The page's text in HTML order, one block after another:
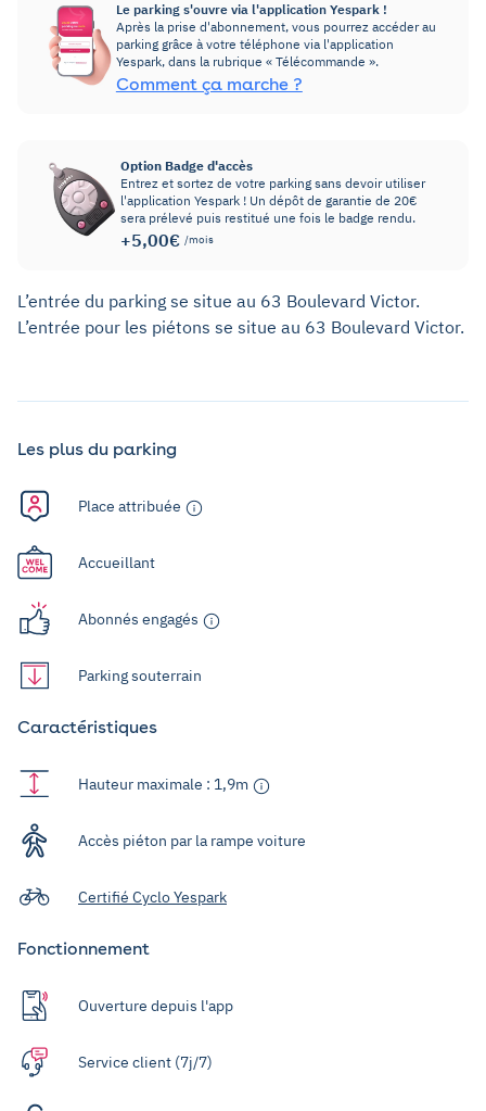
Le parking s'ouvre via l'application Yespark !
Après la prise d'abonnement, vous pourrez accéder au
parking grâce à votre téléphone via l'application
Yespark, dans la rubrique « Télécommande ».
Comment ça marche ?
Option Badge d'accès
Entrez et sortez de votre parking sans devoir utiliser
l'application Yespark ! Un dépôt de garantie de 20€
sera prélevé puis restitué une fois le badge rendu.
+5,00€ /mois
L’entrée du parking se situe au 63 Boulevard Victor.
L’entrée pour les piétons se situe au 63 Boulevard Victor.
Les plus du parking
Place attribuée
Accueillant
Abonnés engagés
Parking souterrain
Caractéristiques
Hauteur maximale : 1,9m
Accès piéton par la rampe voiture
Certifié Cyclo Yespark
Fonctionnement
Ouverture depuis l'app
Service client (7j/7)